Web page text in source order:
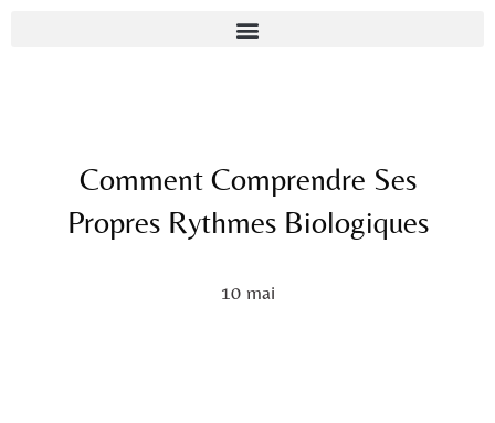
Comment Comprendre Ses
Propres Rythmes Biologiques
10 mai